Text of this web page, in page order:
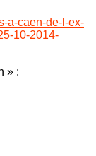
a-caen-de-l-ex-
10-2014-
» :